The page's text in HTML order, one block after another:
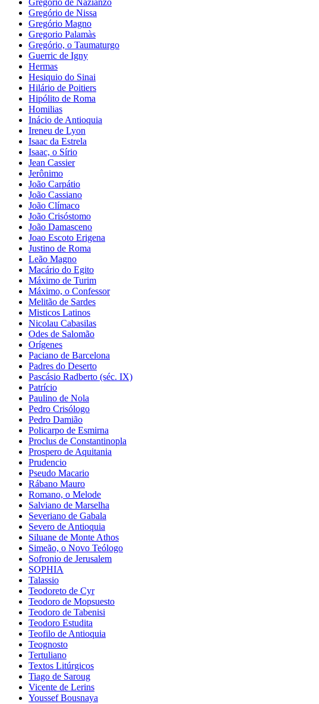
Gregório de Nazianzo
Gregório de Nissa
Gregório Magno
Gregorio Palamàs
Gregório, o Taumaturgo
Guerric de Igny
Hermas
Hesiquio do Sinai
Hilário de Poitiers
Hipólito de Roma
Homilias
Inácio de Antioquia
Ireneu de Lyon
Isaac da Estrela
Isaac, o Sírio
Jean Cassier
Jerônimo
João Carpátio
João Cassiano
João Clímaco
João Crisóstomo
João Damasceno
Joao Escoto Erigena
Justino de Roma
Leão Magno
Macário do Egito
Máximo de Turim
Máximo, o Confessor
Melitão de Sardes
Misticos Latinos
Nicolau Cabasilas
Odes de Salomão
Orígenes
Paciano de Barcelona
Padres do Deserto
Pascásio Radberto (séc. IX)
Patrício
Paulino de Nola
Pedro Crisólogo
Pedro Damião
Policarpo de Esmirna
Proclus de Constantinopla
Prospero de Aquitania
Prudencio
Pseudo Macario
Rábano Mauro
Romano, o Melode
Salviano de Marselha
Severiano de Gabala
Severo de Antioquia
Siluane de Monte Athos
Simeão, o Novo Teólogo
Sofronio de Jerusalem
SOPHIA
Talassio
Teodoreto de Cyr
Teodoro de Mopsuesto
Teodoro de Tabenisi
Teodoro Estudita
Teofilo de Antioquia
Teognosto
Tertuliano
Textos Litúrgicos
Tiago de Saroug
Vicente de Lerins
Youssef Bousnaya